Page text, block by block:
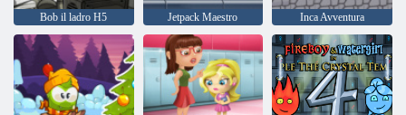
Bob il ladro H5 Jetpack Maestro Inca Avventura